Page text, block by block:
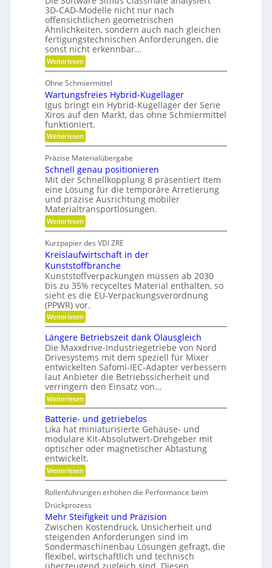
r
a
u
l
i
k
m
V
e
r
g
l
e
i
c
h
e
c
h
n
i
k
b
f
ä
l
l
e
v
e
r
m
e
i
e
n
h
r
F
l
e
x
i
b
l
i
t
ä
t
3D-CAD-Modelle nicht nur nach
offensichtlichen geometrischen
Ähnlichkeiten, sondern auch nach gleichen
fertigungstechnischen Anforderungen, die
sonst nicht erkennbar…
Weiterlesen:
P
t
e
n
z
i
a
l
e
e
r
B
a
u
t
e
i
l
b
e
s
c
h
a
f
f
u
n
g
e
r
k
e
n
n
e
n
Ohne Schmiermittel
Wartungsfreies Hybrid-Kugellager
Igus bringt ein Hybrid-Kugellager der Serie
Xiros auf den Markt, das ohne Schmiermittel
funktioniert.
Weiterlesen:
W
r
t
u
n
g
s
f
r
e
e
s
H
y
b
r
i
d
-
K
g
e
l
l
a
g
e
r
Präzise Materialübergabe
Schnell genau positionieren
Mit der Schnellkopplung 8 präsentiert Item
eine Lösung für die temporäre Arretierung
und präzise Ausrichtung mobiler
Materialtransportlösungen.
Weiterlesen:
S
h
n
e
l
l
g
e
n
a
u
o
s
i
t
i
o
n
i
e
r
e
n
Kurzpapier des VDI ZRE
Kreislaufwirtschaft in der
Kunststoffbranche
Kunststoffverpackungen müssen ab 2030
bis zu 35% recyceltes Material enthalten, so
sieht es die EU-Verpackungsverordnung
(PPWR) vor.
Weiterlesen:
K
r
e
i
s
l
a
u
f
w
i
r
t
s
c
h
a
f
t
n
d
e
r
K
u
n
s
t
Längere Betriebszeit dank Ölausgleich
Die Maxxdrive-Industriegetriebe von Nord
Drivesystems mit dem speziell für Mixer
entwickelten Safomi-IEC-Adapter verbessern
laut Anbieter die Betriebssicherheit und
verringern den Einsatz von…
Weiterlesen:
L
n
g
e
r
e
B
e
t
r
e
b
s
z
e
i
t
Batterie- und getriebelos
Lika hat miniaturisierte Gehäuse- und
modulare Kit-Absolutwert-Drehgeber mit
optischer oder magnetischer Abtastung
entwickelt.
Weiterlesen:
B
t
t
e
r
e
-
u
n
Rollenführungen erhöhen die Performance beim
Drückprozess
Mehr Steifigkeit und Präzision
Zwischen Kostendruck, Unsicherheit und
steigenden Anforderungen sind im
Sondermaschinenbau Lösungen gefragt, die
flexibel, wirtschaftlich und technisch